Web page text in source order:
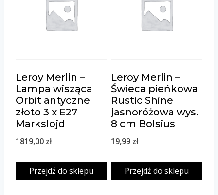
Leroy Merlin –
Lampa wisząca
Orbit antyczne
złoto 3 x E27
Markslojd
1819,00 zł
Przejdź do sklepu
Leroy Merlin –
Świeca pieńkowa
Rustic Shine
jasnoróżowa wys.
8 cm Bolsius
19,99 zł
Przejdź do sklepu